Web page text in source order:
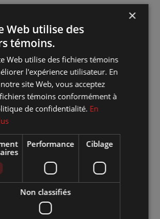
arts Desjardins - Salle Georges-Codling
2021 18:00
Les Jeudis d'Azimut
la salle :
: Cliquez sur le lien
sur Facebook : Cliquez sur le lien
Cliquez ici pour la vente en ligne
×
Web utilise des
témoins.
Web utilise des fichiers témoins
l'expérience utilisateur. En
site Web, vous acceptez
témoins conformément à
de confidentialité. En
Performance Ciblage
Non classifiés